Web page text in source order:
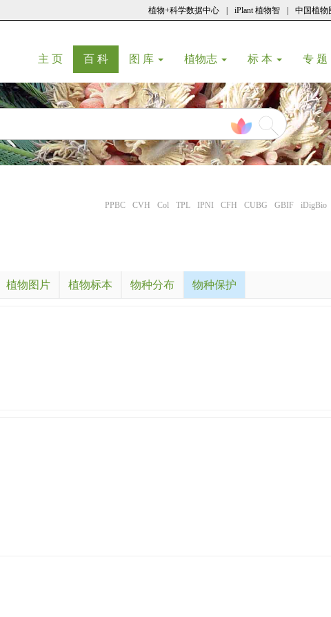
植物+科学数据中心 iPlant 植物智 中国植物
主 页(current)
百 科(current)
图 库 植物志 标 本 专 题
PPBC CVH Col TPL IPNI CFH CUBG GBIF iDigBio
植物图片 植物标本 物种分布 物种保护